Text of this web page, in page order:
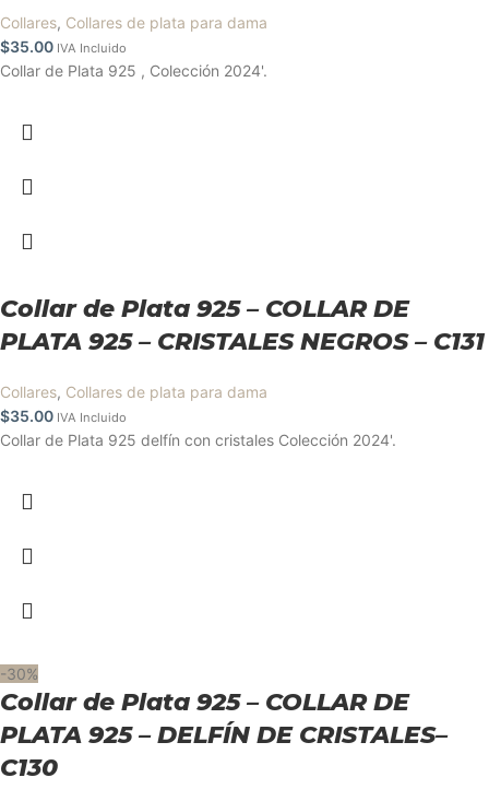
Collares, Collares de plata para dama
$35.00 IVA Incluido
Collar de Plata 925 , Colección 2024'.
Collar de Plata 925 – COLLAR DE
PLATA 925 – CRISTALES NEGROS – C131
Collares, Collares de plata para dama
$35.00 IVA Incluido
Collar de Plata 925 delfín con cristales Colección 2024'.
-30%
Collar de Plata 925 – COLLAR DE
PLATA 925 – DELFÍN DE CRISTALES–
C130